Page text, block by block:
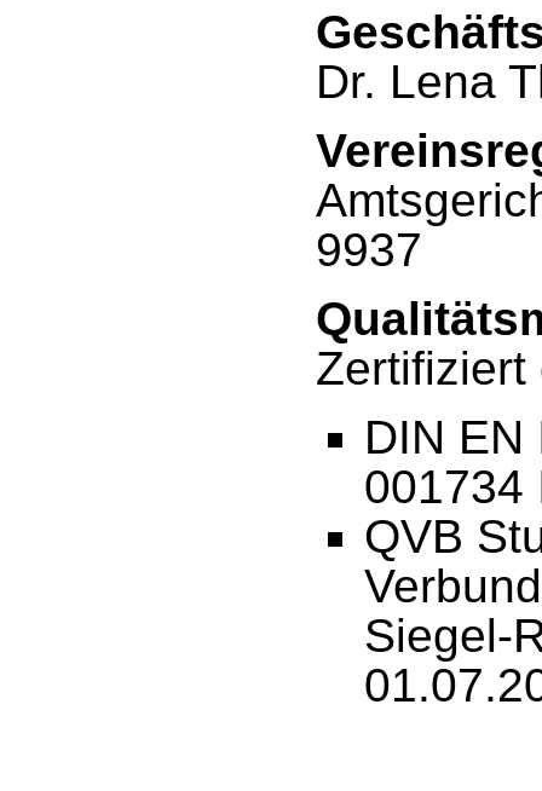
Dr. Lena
9937
Zertifiziert
DIN EN
001734
QVB
Siegel-